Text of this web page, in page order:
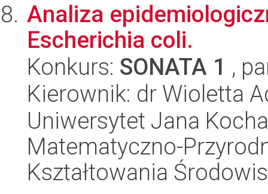
Analiza
Escherichia coli.
Konkurs: SONATA 1 ,
Kierownik: dr Wioletta
Uniwersytet Jana
Matematyczno-
Kształtowania